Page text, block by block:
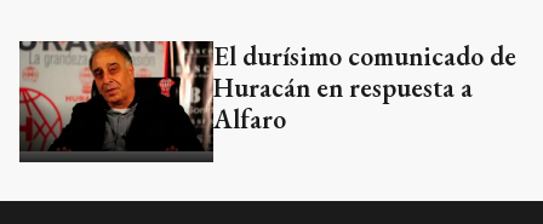
El durísimo comunicado de
Huracán en respuesta a
Alfaro